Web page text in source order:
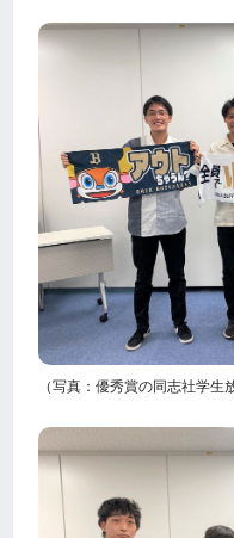
（写真：優秀賞の同志社学生